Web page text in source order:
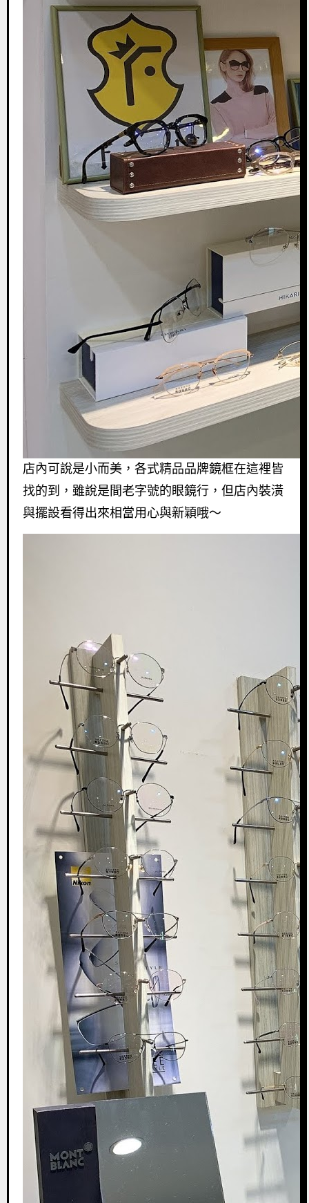
店內可說是小而美，各式精品品牌鏡框在這裡皆
找的到，雖說是間老字號的眼鏡行，但店內裝潢
與擺設看得出來相當用心與新穎哦～